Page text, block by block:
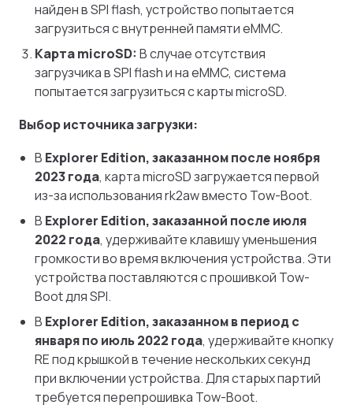
найден в SPI flash, устройство попытается
загрузиться с внутренней памяти eMMC.
Карта microSD: В случае отсутствия
загрузчика в SPI flash и на eMMC, система
попытается загрузиться с карты microSD.
Выбор источника загрузки:
В Explorer Edition, заказанном после ноября
2023 года, карта microSD загружается первой
из-за использования rk2aw вместо Tow-Boot.
В Explorer Edition, заказанной после июля
2022 года, удерживайте клавишу уменьшения
громкости во время включения устройства. Эти
устройства поставляются с прошивкой Tow-
Boot для SPI.
В Explorer Edition, заказанном в период с
января по июль 2022 года, удерживайте кнопку
RE под крышкой в течение нескольких секунд
при включении устройства. Для старых партий
требуется перепрошивка Tow-Boot.